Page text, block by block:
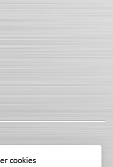
kanaler
cookies